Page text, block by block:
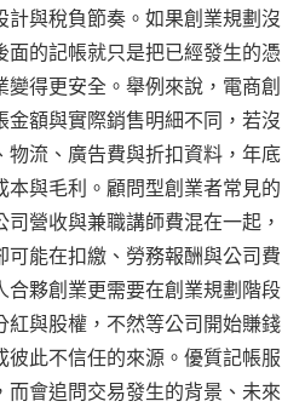
與稅負節奏。如果創業規劃沒
的記帳就只是把已經發生的憑
得更安全。舉例來說，電商創
額與實際銷售明細不同，若沒
物流、廣告費與折扣資料，年底
與毛利。顧問型創業者常見的
營收與兼職講師費混在一起，
能在扣繳、勞務報酬與公司費
合夥創業更需要在創業規劃階段
紅與股權，不然等公司開始賺錢
此不信任的來源。優質記帳服
會追問交易發生的背景、未來